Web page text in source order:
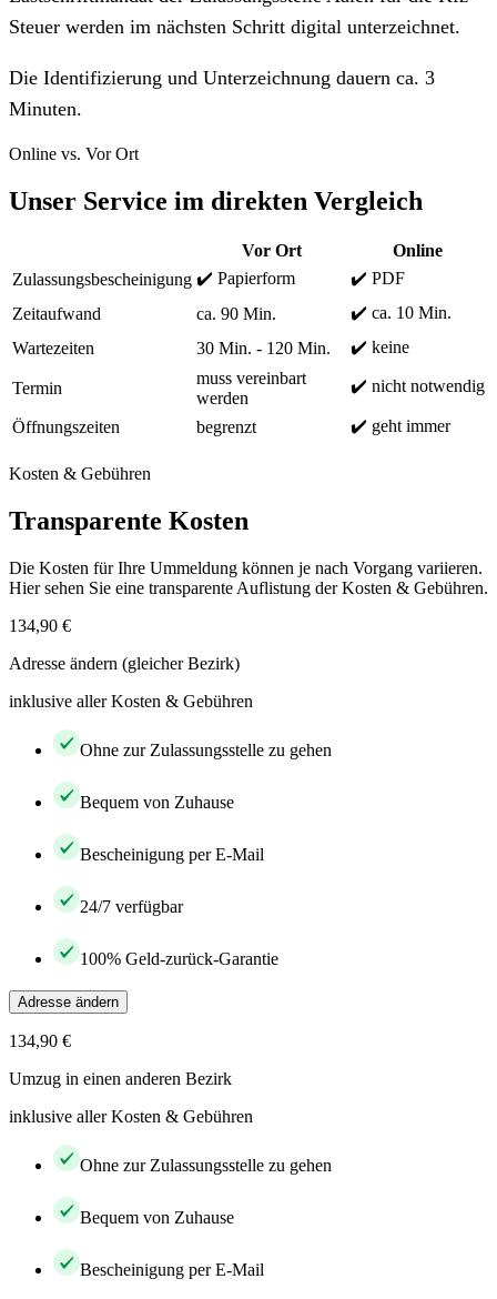
Steuer werden im nächsten Schritt digital unterzeichnet.
Die Identifizierung und Unterzeichnung dauern ca. 3
Minuten.
Online vs. Vor Ort
Unser Service im direkten Vergleich
Vor Ort
Online
Zulassungsbescheinigung ✔️ Papierform
✔️ PDF
Zeitaufwand
ca. 90 Min.
✔️ ca. 10 Min.
Wartezeiten
30 Min. - 120 Min. ✔️ keine
Termin
muss vereinbart
werden
✔️ nicht notwendig
Öffnungszeiten begrenzt ✔️ geht immer
Kosten & Gebühren
Transparente Kosten
Die Kosten für Ihre Ummeldung können je nach Vorgang variieren.
Hier sehen Sie eine transparente Auflistung der Kosten & Gebühren.
134,90 €
Adresse ändern (gleicher Bezirk)
inklusive aller Kosten & Gebühren
Ohne zur Zulassungsstelle zu gehen
Bequem von Zuhause
Bescheinigung per E-Mail
24/7 verfügbar
100% Geld-zurück-Garantie
Adresse ändern
134,90 €
Umzug in einen anderen Bezirk
inklusive aller Kosten & Gebühren
Ohne zur Zulassungsstelle zu gehen
Bequem von Zuhause
Bescheinigung per E-Mail